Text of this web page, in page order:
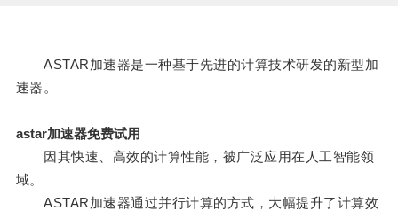
ASTAR加速器是一种基于先进的计算技术研发的新型加
速器。
astar加速器免费试用
因其快速、高效的计算性能，被广泛应用在人工智能领
域。
ASTAR加速器通过并行计算的方式，大幅提升了计算效